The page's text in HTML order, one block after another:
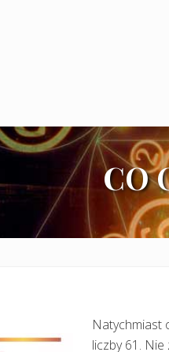
CO
Natychmiast
liczby 61. Nie